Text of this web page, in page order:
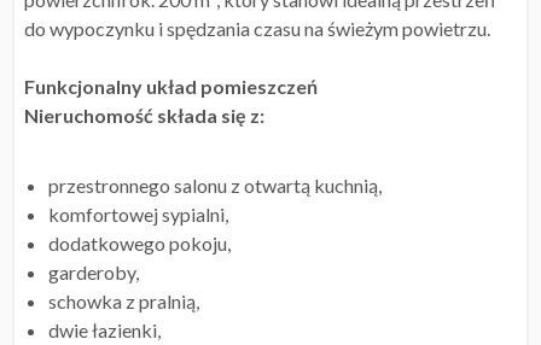
do wypoczynku i spędzania czasu na świeżym powietrzu.
Funkcjonalny układ pomieszczeń
Nieruchomość składa się z:
przestronnego salonu z otwartą kuchnią,
komfortowej sypialni,
dodatkowego pokoju,
garderoby,
schowka z pralnią,
dwie łazienki,